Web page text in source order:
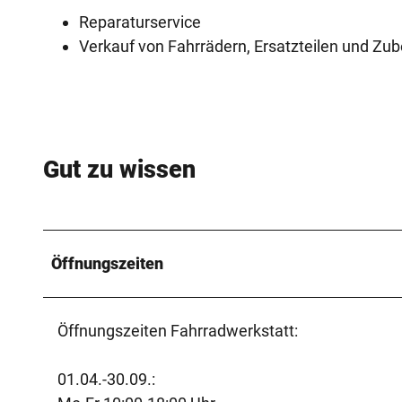
Reparaturservice
Verkauf von Fahrrädern, Ersatzteilen und
Gut zu wissen
Öffnungszeiten
Öffnungszeiten Fahrradwerkstatt:
01.04.-30.09.: